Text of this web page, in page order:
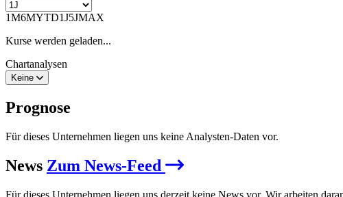
1M6MYTD1J5JMAX
Kurse werden geladen...
Chartanalysen
Keine
Prognose
Für dieses Unternehmen liegen uns keine Analysten-Daten vor.
News Zum News-Feed
Für dieses Unternehmen liegen uns derzeit keine News vor. Wir arbeiten